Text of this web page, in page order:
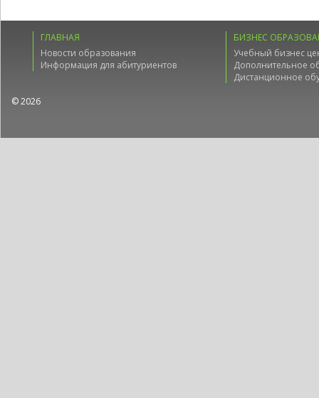
ГЛАВНАЯ
Новости образования
Информация для абитуриентов
БИЗНЕС
Учебный бизнес
Дополнительное
Дистанционное
© 2026